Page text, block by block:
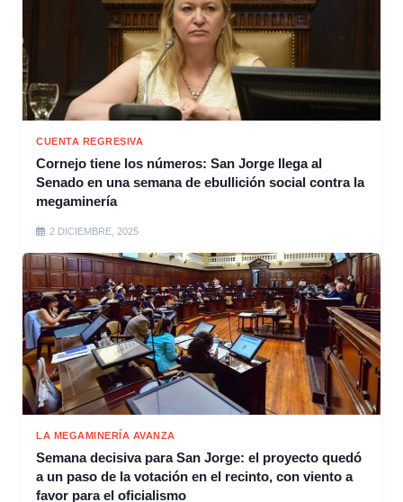
CUENTA REGRESIVA
Cornejo tiene los números: San Jorge llega al
Senado en una semana de ebullición social contra la
megaminería
2 DICIEMBRE, 2025
LA MEGAMINERÍA AVANZA
Semana decisiva para San Jorge: el proyecto quedó
a un paso de la votación en el recinto, con viento a
favor para el oficialismo